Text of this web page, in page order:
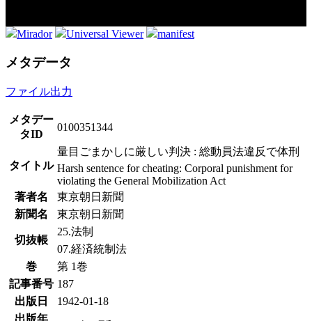
Mirador Universal Viewer manifest
メタデータ
ファイル出力
メタデー
タID
0100351344
タイトル
量目ごまかしに厳しい判決 : 総動員法違反で体刑
Harsh sentence for cheating: Corporal punishment for
violating the General Mobilization Act
著者名
東京朝日新聞
新聞名
東京朝日新聞
切抜帳
25.法制
07.経済統制法
巻
第 1巻
記事番号 187
出版日
1942-01-18
出版年